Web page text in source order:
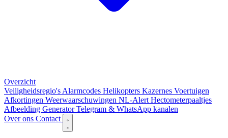
Overzicht
Veiligheidsregio's Alarmcodes Helikopters Kazernes Voertuigen
Afkortingen Weerwaarschuwingen NL-Alert Hectometerpaaltjes
Afbeelding GeneratorTelegram & WhatsApp kanalen
Over ons Contact